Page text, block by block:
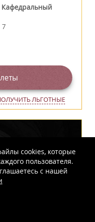
Кафедральный
7
ЛЬГОТНЫЕ
cookies, которые
пользователя.
c нашей